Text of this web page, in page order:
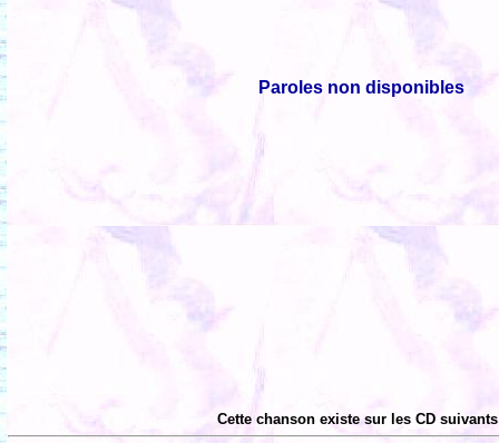
Paroles non disponibles
Cette chanson existe sur les CD